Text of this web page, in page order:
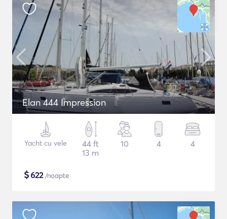
Elan 444 Impression
Yacht cu vele
44 ft
13 m
10 4 4
$622/noapte